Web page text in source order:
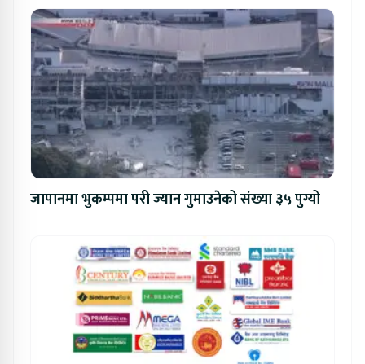
जापानमा भुकम्पमा परी ज्यान गुमाउनेको संख्या ३५ पुग्यो